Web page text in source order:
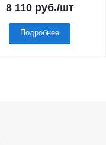
8 110руб./шт
Подробнее